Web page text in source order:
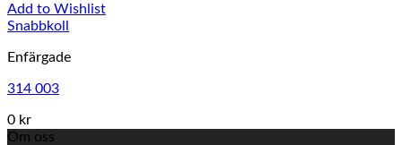
Add to Wishlist
Snabbkoll
Enfärgade
314 003
0 kr
Om oss